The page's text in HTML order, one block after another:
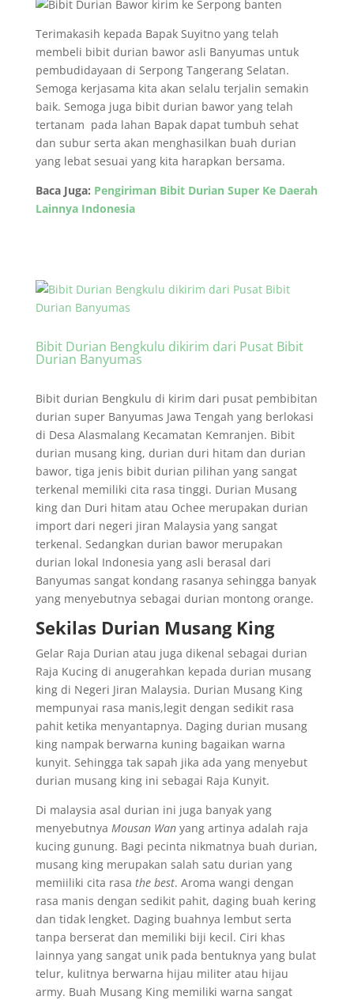
Terimakasih kepada Bapak Suyitno yang telah
membeli bibit durian bawor asli Banyumas untuk
pembudidayaan di Serpong Tangerang Selatan.
Semoga kerjasama kita akan selalu terjalin semakin
baik. Semoga juga bibit durian bawor yang telah
tertanam pada lahan Bapak dapat tumbuh sehat
dan subur serta akan menghasilkan buah durian
yang lebat sesuai yang kita harapkan bersama.
Baca Juga: Pengiriman Bibit Durian Super Ke Daerah
Lainnya Indonesia
Bibit Durian Bengkulu dikirim dari Pusat Bibit
Durian Banyumas
Bibit durian Bengkulu di kirim dari pusat pembibitan
durian super Banyumas Jawa Tengah yang berlokasi
di Desa Alasmalang Kecamatan Kemranjen. Bibit
durian musang king, durian duri hitam dan durian
bawor, tiga jenis bibit durian pilihan yang sangat
terkenal memiliki cita rasa tinggi. Durian Musang
king dan Duri hitam atau Ochee merupakan durian
import dari negeri jiran Malaysia yang sangat
terkenal. Sedangkan durian bawor merupakan
durian lokal Indonesia yang asli berasal dari
Banyumas sangat kondang rasanya sehingga banyak
yang menyebutnya sebagai durian montong orange.
Sekilas Durian Musang King
Gelar Raja Durian atau juga dikenal sebagai durian
Raja Kucing di anugerahkan kepada durian musang
king di Negeri Jiran Malaysia. Durian Musang King
mempunyai rasa manis,legit dengan sedikit rasa
pahit ketika menyantapnya. Daging durian musang
king nampak berwarna kuning bagaikan warna
kunyit. Sehingga tak sapah jika ada yang menyebut
durian musang king ini sebagai Raja Kunyit.
Di malaysia asal durian ini juga banyak yang
menyebutnya Mousan Wanyang artinya adalah raja
kucing gunung. Bagi pecinta nikmatnya buah durian,
musang king merupakan salah satu durian yang
memiiliki cita rasa the best. Aroma wangi dengan
rasa manis dengan sedikit pahit, daging buah kering
dan tidak lengket. Daging buahnya lembut serta
tanpa berserat dan memiliki biji kecil. Ciri khas
lainnya yang sangat unik pada bentuknya yang bulat
telur, kulitnya berwarna hijau militer atau hijau
army. Buah Musang King memiliki warna sangat